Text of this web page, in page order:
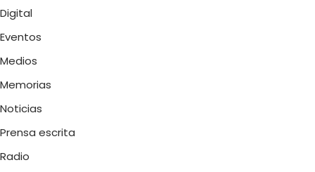
Digital
Eventos
Medios
Memorias
Noticias
Prensa escrita
Radio